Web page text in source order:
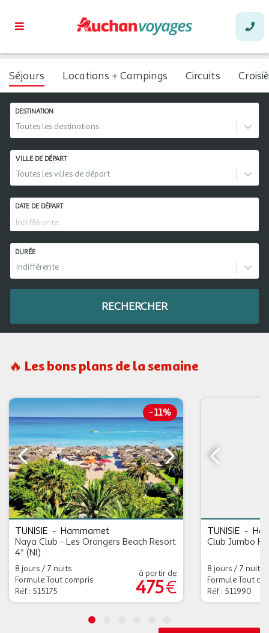
Séjours Locations + Campings Circuits
DESTINATION
Toutes les destinations
VILLE DE DÉPART
Toutes les villes de départ
DATE DE DÉPART
DURÉE
Indifférente
RECHERCHER
🔥 Les bons plans de la semaine
-11%
TUNISIE - Hammamet
Naya Club - Les Orangers Beach Resort
4* (nl)
8 jours / 7 nuits
Formule Tout compris
Réf : 515175
à partir de
475€
TUNISIE -
Club Jumbo
8 jours / 7 nuits
Formule Tout
Réf : 511990